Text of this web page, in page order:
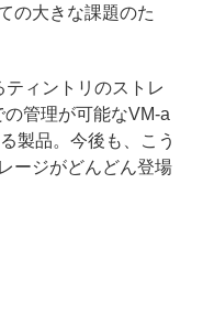
の大きな課題のた
ィントリのストレ
管理が可能なVM-a
製品。今後も、こう
ージがどんどん登場